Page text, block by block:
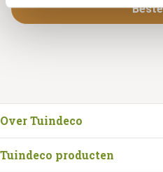
Over Tuindeco
Tuindeco producten